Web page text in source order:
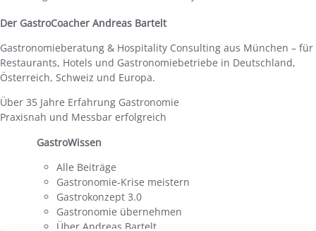
Der GastroCoacher Andreas Bartelt
Gastronomieberatung & Hospitality Consulting aus München – für
Restaurants, Hotels und Gastronomiebetriebe in Deutschland,
Österreich, Schweiz und Europa.
Über 35 Jahre Erfahrung Gastronomie
Praxisnah und Messbar erfolgreich
GastroWissen
Alle Beiträge
Gastronomie-Krise meistern
Gastrokonzept 3.0
Gastronomie übernehmen
Über Andreas Bartelt